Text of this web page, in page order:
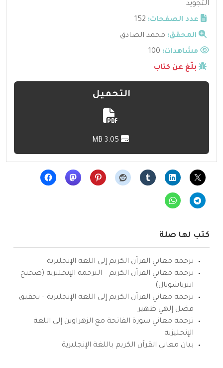
التجويد
عدد الصفحات: 152
المحقق: محمد الصادق
مشاهدات:
بلّغ عن كتاب
التحميل
كتب لها صلة
ترجمة معاني القرآن الكريم إلى اللغة الإنجليزية
ترجمة معاني القرآن الكريم – الترجمة الإنجليزية (صحيح
انترناشونال)
ترجمة معاني القرآن الكريم إلى اللغة الإنجليزية – تحقيق
فضل إلهي ظهير
ترجمة معاني سورة الفاتحة مع الزهراوين إلى اللغة
الإنجليزية
بيان معاني القرآن الكريم باللغة الإنجليزية